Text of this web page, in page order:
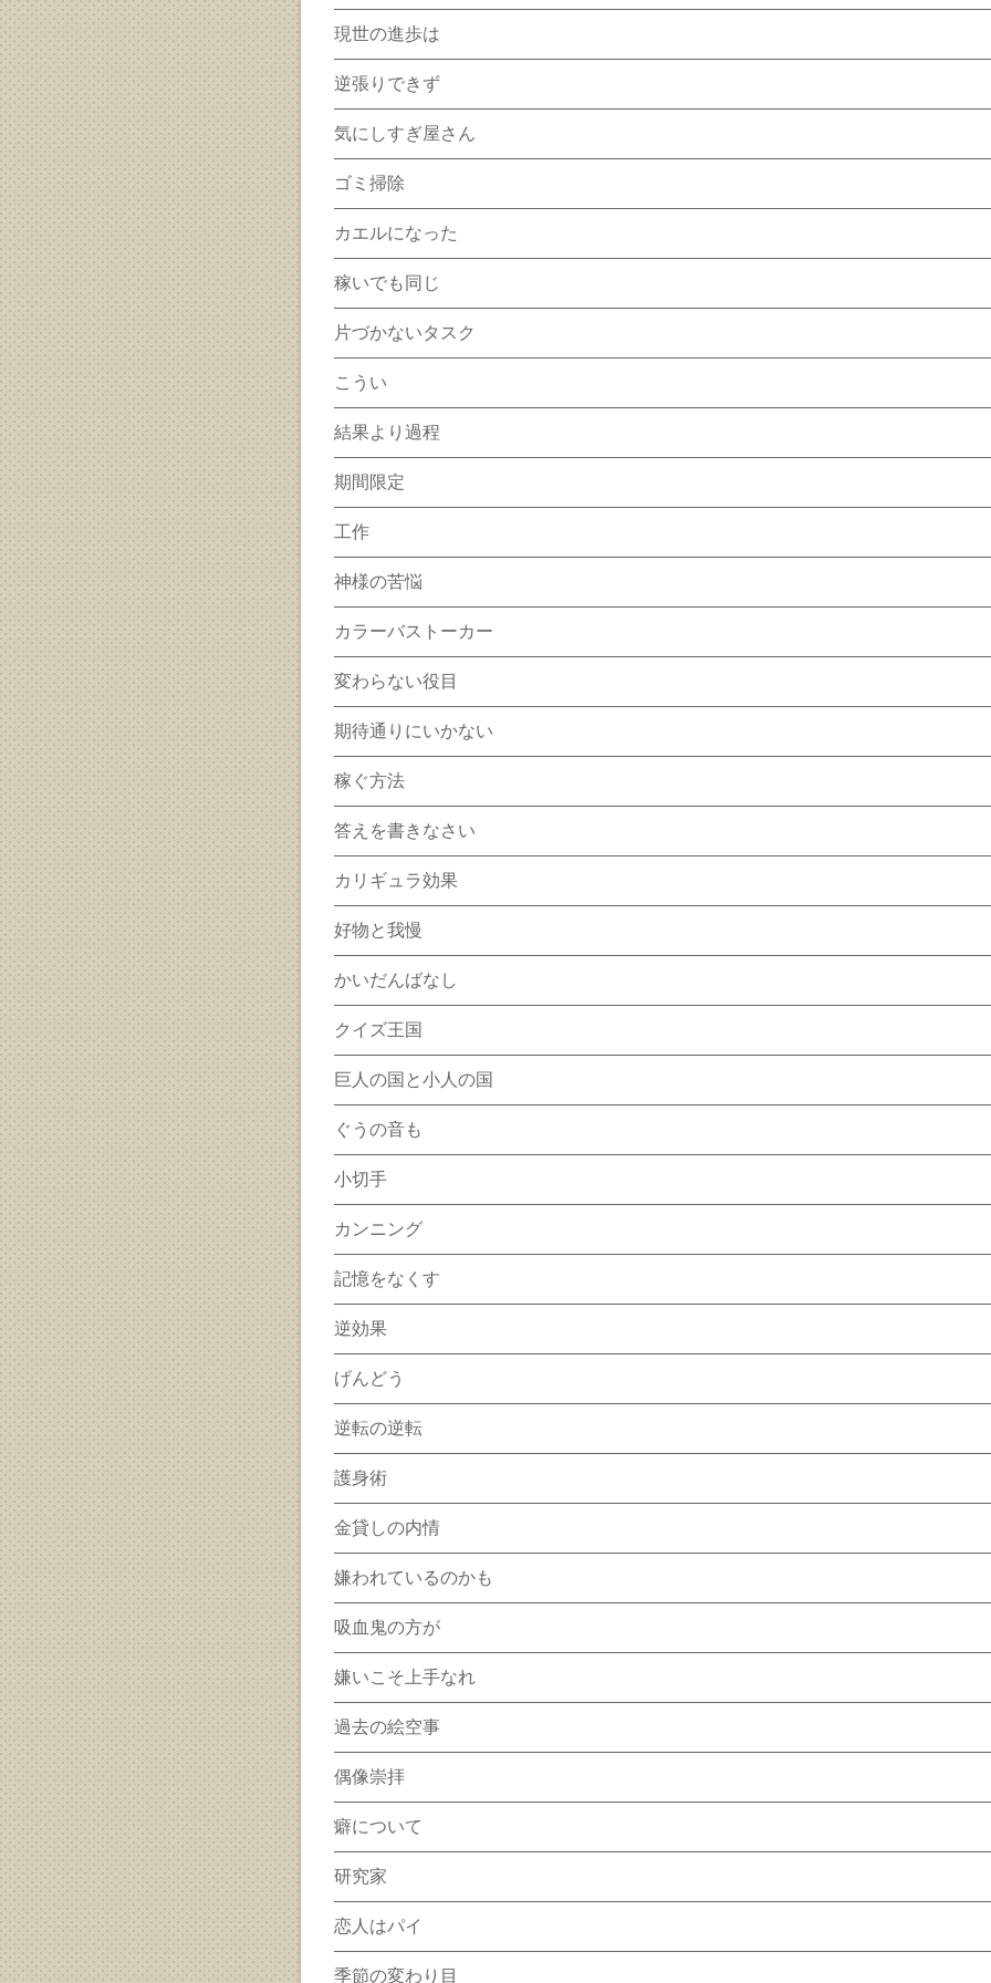
現世の進歩は
逆張りできず
気にしすぎ屋さん
ゴミ掃除
カエルになった
稼いでも同じ
片づかないタスク
こうい
結果より過程
期間限定
工作
神様の苦悩
カラーバストーカー
変わらない役目
期待通りにいかない
稼ぐ方法
答えを書きなさい
カリギュラ効果
好物と我慢
かいだんばなし
クイズ王国
巨人の国と小人の国
ぐうの音も
小切手
カンニング
記憶をなくす
逆効果
げんどう
逆転の逆転
護身術
金貸しの内情
嫌われているのかも
吸血鬼の方が
嫌いこそ上手なれ
過去の絵空事
偶像崇拝
癖について
研究家
恋人はパイ
季節の変わり目